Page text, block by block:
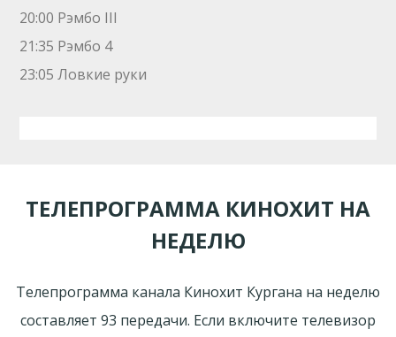
20:00 Рэмбо III
21:35 Рэмбо 4
23:05 Ловкие руки
ТЕЛЕПРОГРАММА КИНОХИТ НА
НЕДЕЛЮ
Телепрограмма канала Кинохит Кургана на неделю
составляет 93 передачи. Если включите телевизор